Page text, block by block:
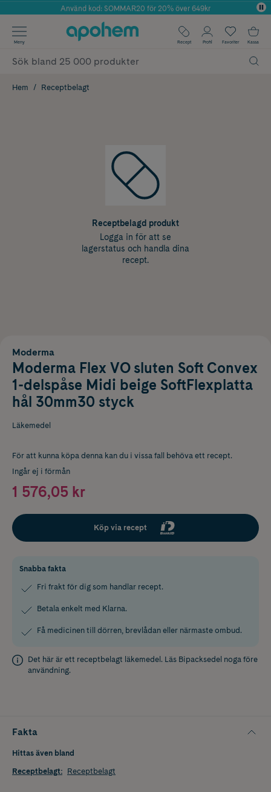
Årets Butik 2025 inom Skönhet
Använd kod: SOMMAR20 för 20% över 649kr
✓ Fri frakt
✓ Poäng på alla köp*
Meny Recept Profil Favoriter Kassa
Hem Receptbelagt
Receptbelagd produkt
Logga in för att se
lagerstatus och handla dina
recept.
Moderma
Moderma Flex VO sluten Soft Convex
1-delspåse Midi beige SoftFlexplatta
hål 30mm30 styck
Läkemedel
För att kunna köpa denna kan du i vissa fall behöva ett recept.
Ingår ej i förmån
1 576,05 kr
Köp via recept
Snabba fakta
Fri frakt för dig som handlar recept.
Betala enkelt med Klarna.
Få medicinen till dörren, brevlådan eller närmaste ombud.
Det här är ett receptbelagt läkemedel. Läs Bipacksedel noga före
användning.
Fakta
Hittas även bland
Receptbelagt: Receptbelagt